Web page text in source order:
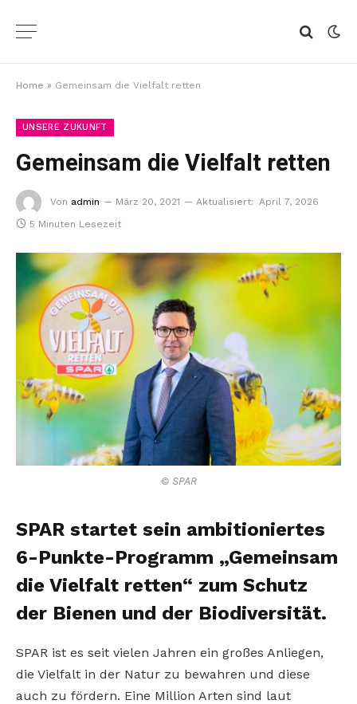
Home » Gemeinsam die Vielfalt retten
UNSERE ZUKUNFT
Gemeinsam die Vielfalt retten
Von admin März 20, 2021 Aktualisiert: April 7, 2026
5 Minuten Lesezeit
© SPAR
SPAR startet sein ambitioniertes
6-Punkte-Programm „Gemeinsam
die Vielfalt retten“ zum Schutz
der Bienen und der Biodiversität.
SPAR ist es seit vielen Jahren ein großes Anliegen,
die Vielfalt in der Natur zu bewahren und diese
auch zu fördern. Eine Million Arten sind laut